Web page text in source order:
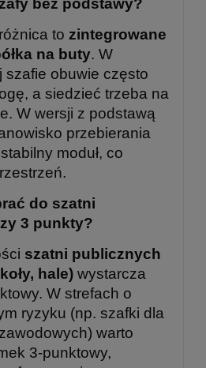
bez podstawy?
to zintegrowane
na buty. W
szafie obuwie często
a siedzieć trzeba na
W wersji z podstawą
przebierania
moduł, co
do szatni
3 punkty?
szatni publicznych
hale) wystarcza
W strefach o
ryzyku (np. szafki dla
warto
3-punktowy,